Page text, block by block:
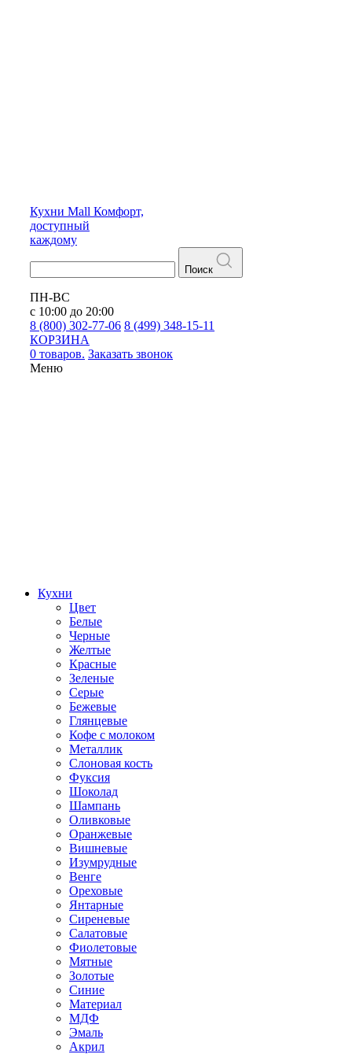
Кухни Mall Комфорт,
доступный
каждому
Поиск
ПН-ВС
с 10:00 до 20:00
8 (800) 302-77-06 8 (499) 348-15-11
КОРЗИНА
0 товаров. Заказать звонок
Меню
Кухни
Цвет
Белые
Черные
Желтые
Красные
Зеленые
Серые
Бежевые
Глянцевые
Кофе с молоком
Металлик
Слоновая кость
Фуксия
Шоколад
Шампань
Оливковые
Оранжевые
Вишневые
Изумрудные
Венге
Ореховые
Янтарные
Сиреневые
Салатовые
Фиолетовые
Мятные
Золотые
Синие
Материал
МДФ
Эмаль
Акрил